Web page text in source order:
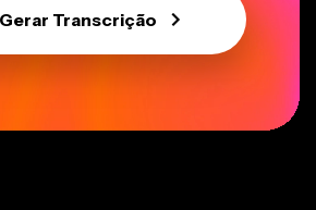
Gerar Transcrição